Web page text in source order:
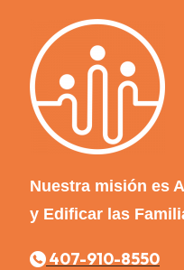
Nuestra misión es
y Edificar las
407-910-8550